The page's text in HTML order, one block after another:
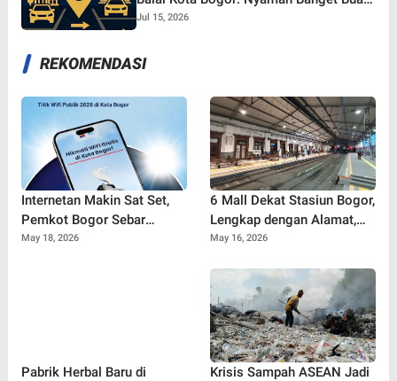
Nonton Bareng!
Jul 15, 2026
REKOMENDASI
Internetan Makin Sat Set,
Pemkot Bogor Sebar
Puluhan Titik Wifi Gratis
May 18, 2026
6 Mall Dekat Stasiun Bogor,
Lengkap dengan Alamat,
Rating, dan Link Google
May 16, 2026
Pabrik Herbal Baru di
Krisis Sampah ASEAN Jadi